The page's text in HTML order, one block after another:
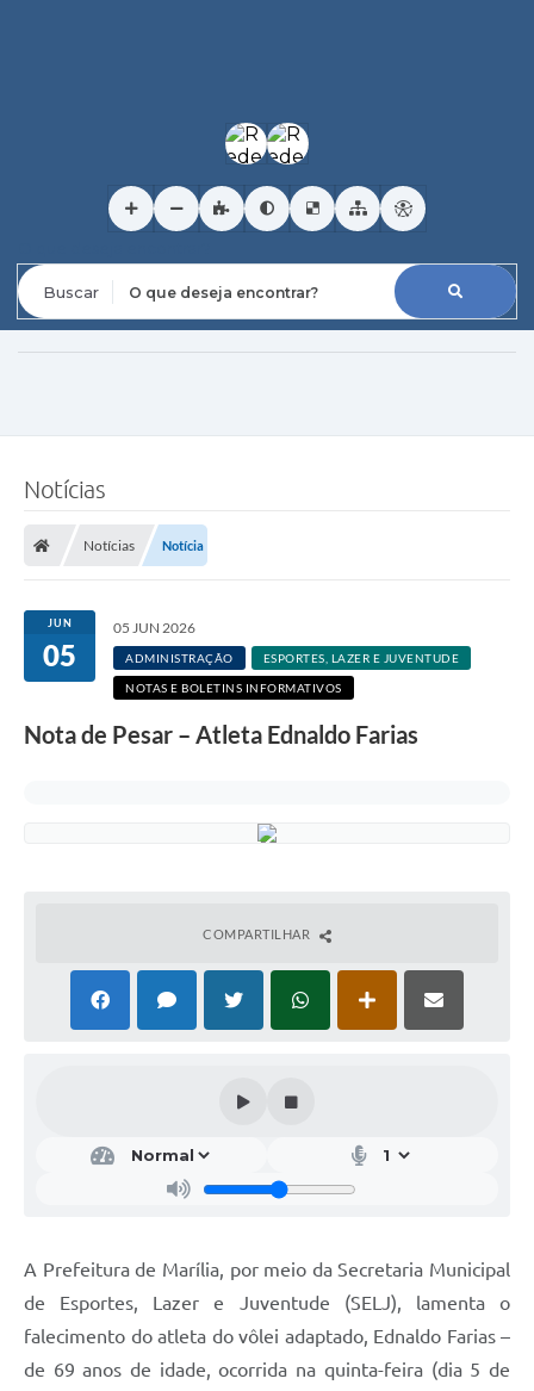
Notícias
Notícias Notícia
JUN
05
05 JUN 2026
ADMINISTRAÇÃO ESPORTES, LAZER E JUVENTUDE
NOTAS E BOLETINS INFORMATIVOS
Nota de Pesar – Atleta Ednaldo Farias
COMPARTILHAR
A Prefeitura de Marília, por meio da Secretaria Municipal
de Esportes, Lazer e Juventude (SELJ), lamenta o
falecimento do atleta do vôlei adaptado, Ednaldo Farias –
de 69 anos de idade, ocorrida na quinta-feira (dia 5 de